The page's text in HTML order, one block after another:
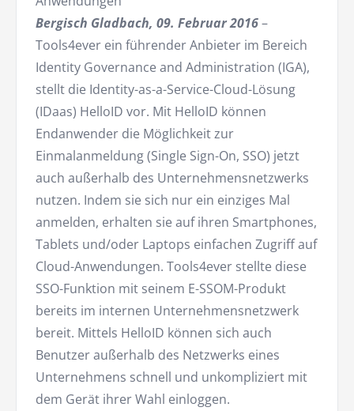
Bergisch Gladbach, 09. Februar 2016–
Tools4ever ein führender Anbieter im Bereich
Identity Governance and Administration (IGA),
stellt die Identity-as-a-Service-Cloud-Lösung
(IDaas) HelloID vor. Mit HelloID können
Endanwender die Möglichkeit zur
Einmalanmeldung (Single Sign-On, SSO) jetzt
auch außerhalb des Unternehmensnetzwerks
nutzen. Indem sie sich nur ein einziges Mal
anmelden, erhalten sie auf ihren Smartphones,
Tablets und/oder Laptops einfachen Zugriff auf
Cloud-Anwendungen. Tools4ever stellte diese
SSO-Funktion mit seinem E-SSOM-Produkt
bereits im internen Unternehmensnetzwerk
bereit. Mittels HelloID können sich auch
Benutzer außerhalb des Netzwerks eines
Unternehmens schnell und unkompliziert mit
dem Gerät ihrer Wahl einloggen.